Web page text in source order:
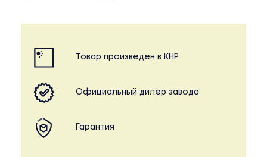
Товар произведен в КНР
Официальный дилер завода
Гарантия